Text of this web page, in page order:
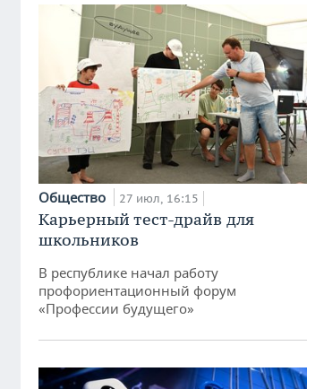
Общество 27 июл, 16:15
Карьерный тест-драйв для
школьников
В республике начал работу
профориентационный форум
«Профессии будущего»